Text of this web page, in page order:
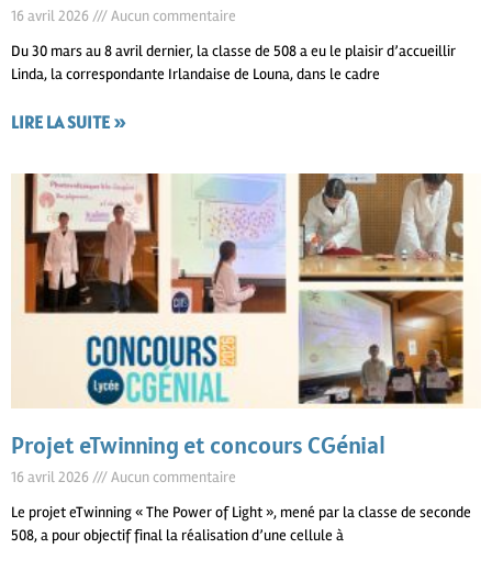
16 avril 2026
Aucun commentaire
Du 30 mars au 8 avril dernier, la classe de 508 a eu le plaisir d’accueillir
Linda, la correspondante Irlandaise de Louna, dans le cadre
LIRE LA SUITE »
Projet eTwinning et concours CGénial
16 avril 2026
Aucun commentaire
Le projet eTwinning « The Power of Light », mené par la classe de seconde
508, a pour objectif final la réalisation d’une cellule à